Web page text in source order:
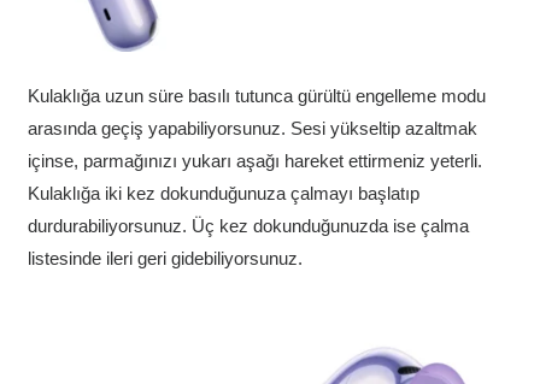
Kulaklığa uzun süre basılı tutunca gürültü engelleme modu
arasında geçiş yapabiliyorsunuz. Sesi yükseltip azaltmak
içinse, parmağınızı yukarı aşağı hareket ettirmeniz yeterli.
Kulaklığa iki kez dokunduğunuza çalmayı başlatıp
durdurabiliyorsunuz. Üç kez dokunduğunuzda ise çalma
listesinde ileri geri gidebiliyorsunuz.